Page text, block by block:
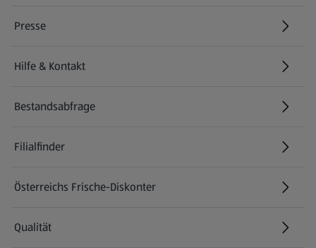
Presse
Hilfe & Kontakt
(öffnet in einem neuen Tab)
Bestandsabfrage
(öffnet in einem neuen Tab)
Filialfinder
Österreichs Frische-Diskonter
Qualität